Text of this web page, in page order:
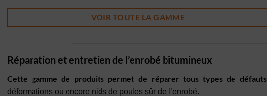
VOIR TOUTE LA GAMME
Réparation et entretien de l’enrobé bitumineux
Cette gamme de produits permet de réparer tous types de défauts,
déformations ou encore nids de poules sûr de l’enrobé.